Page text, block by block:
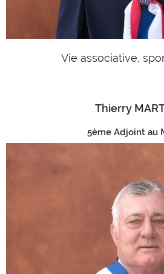
Vie associative,
Thierry
5ème Adjoint au